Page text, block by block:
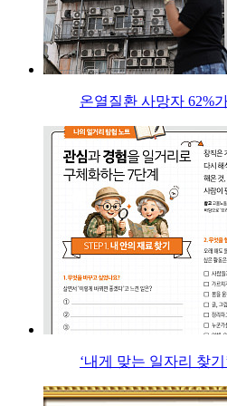
온열질환 사망자 62%
‘내게 맞는 일자리 찾